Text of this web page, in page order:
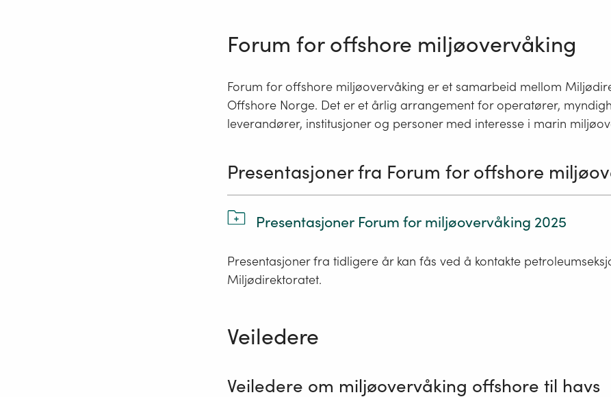
Forum for offshore miljøovervåking
Forum for offshore miljøovervåking er et samarbeid mellom
Offshore Norge. Det er et årlig arrangement for operatører,
leverandører, institusjoner og personer med interesse i marin
Presentasjoner fra Forum for offshore
Presentasjoner Forum for miljøovervåking 2025
Presentasjoner fra tidligere år kan fås ved å kontakte
Miljødirektoratet.
Veiledere
Veiledere om miljøovervåking offshore til havs